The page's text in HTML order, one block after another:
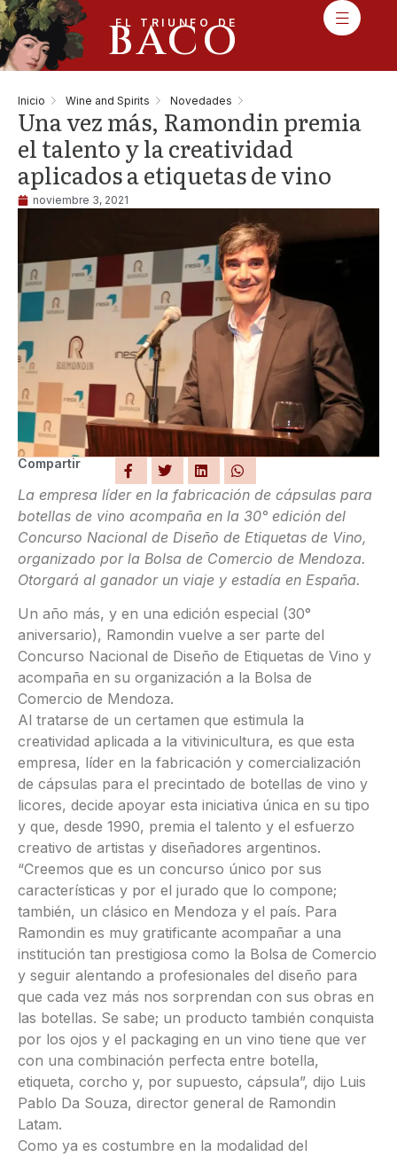
EL TRIUNFO DE
BACO
Inicio Wine and Spirits Novedades
Una vez más, Ramondin premia
el talento y la creatividad
aplicados a etiquetas de vino
noviembre 3, 2021
Compartir
La empresa líder en la fabricación de cápsulas para
botellas de vino acompaña en la 30° edición del
Concurso Nacional de Diseño de Etiquetas de Vino,
organizado por la Bolsa de Comercio de Mendoza.
Otorgará al ganador un viaje y estadía en España.
Un año más, y en una edición especial (30°
aniversario), Ramondin vuelve a ser parte del
Concurso Nacional de Diseño de Etiquetas de Vino y
acompaña en su organización a la Bolsa de
Comercio de Mendoza.
Al tratarse de un certamen que estimula la
creatividad aplicada a la vitivinicultura, es que esta
empresa, líder en la fabricación y comercialización
de cápsulas para el precintado de botellas de vino y
licores, decide apoyar esta iniciativa única en su tipo
y que, desde 1990, premia el talento y el esfuerzo
creativo de artistas y diseñadores argentinos.
“Creemos que es un concurso único por sus
características y por el jurado que lo compone;
también, un clásico en Mendoza y el país. Para
Ramondin es muy gratificante acompañar a una
institución tan prestigiosa como la Bolsa de Comercio
y seguir alentando a profesionales del diseño para
que cada vez más nos sorprendan con sus obras en
las botellas. Se sabe; un producto también conquista
por los ojos y el packaging en un vino tiene que ver
con una combinación perfecta entre botella,
etiqueta, corcho y, por supuesto, cápsula”, dijo Luis
Pablo Da Souza, director general de Ramondin
Latam.
Como ya es costumbre en la modalidad del